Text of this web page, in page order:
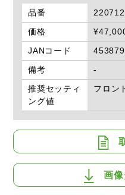
品番
価格
JANコード
備考
-
推奨セッティ
ング値
フロン
画